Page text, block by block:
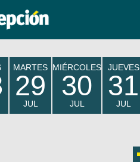
MARTES
29
JUL
MIÉRCOLES
30
JUL
JUEVES
31
JUL